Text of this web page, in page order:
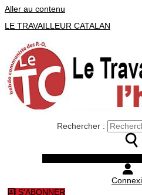
Aller au contenu
LE TRAVAILLEUR CATALAN
Rechercher :
S'ABONNER